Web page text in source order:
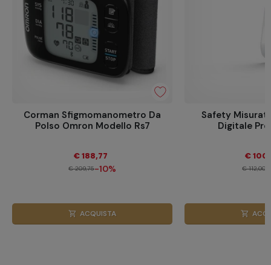
Corman Sfigmomanometro Da
Polso Omron Modello Rs7
€ 188,77
€ 209,75-10%
shopping_cart ACQUISTA
Safety
Digitale
€
€ 112,00
shopping_cart